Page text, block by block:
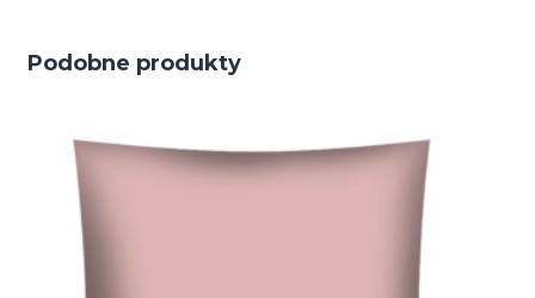
Podobne produkty